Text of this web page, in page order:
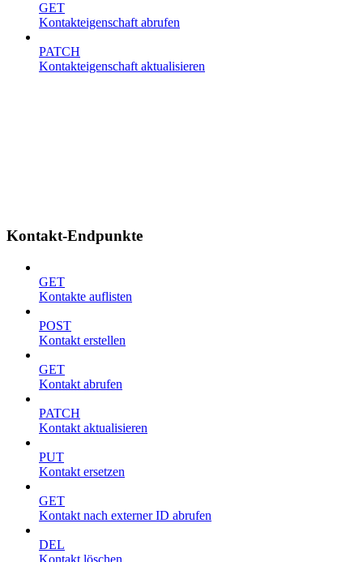
GET
Kontakteigenschaft abrufen
PATCH
Kontakteigenschaft aktualisieren
Kontakt-Endpunkte
GET
Kontakte auflisten
POST
Kontakt erstellen
GET
Kontakt abrufen
PATCH
Kontakt aktualisieren
PUT
Kontakt ersetzen
GET
Kontakt nach externer ID abrufen
DEL
Kontakt löschen